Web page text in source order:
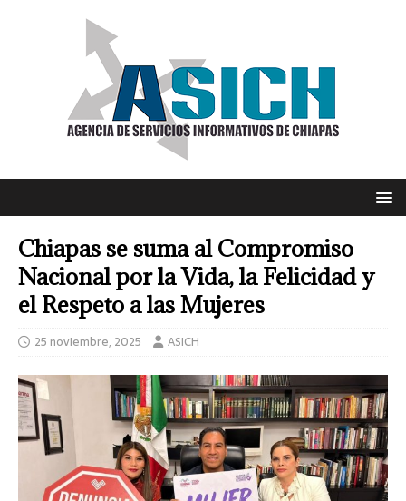
Chiapas se suma al Compromiso
Nacional por la Vida, la Felicidad y
el Respeto a las Mujeres
25 noviembre, 2025 ASICH